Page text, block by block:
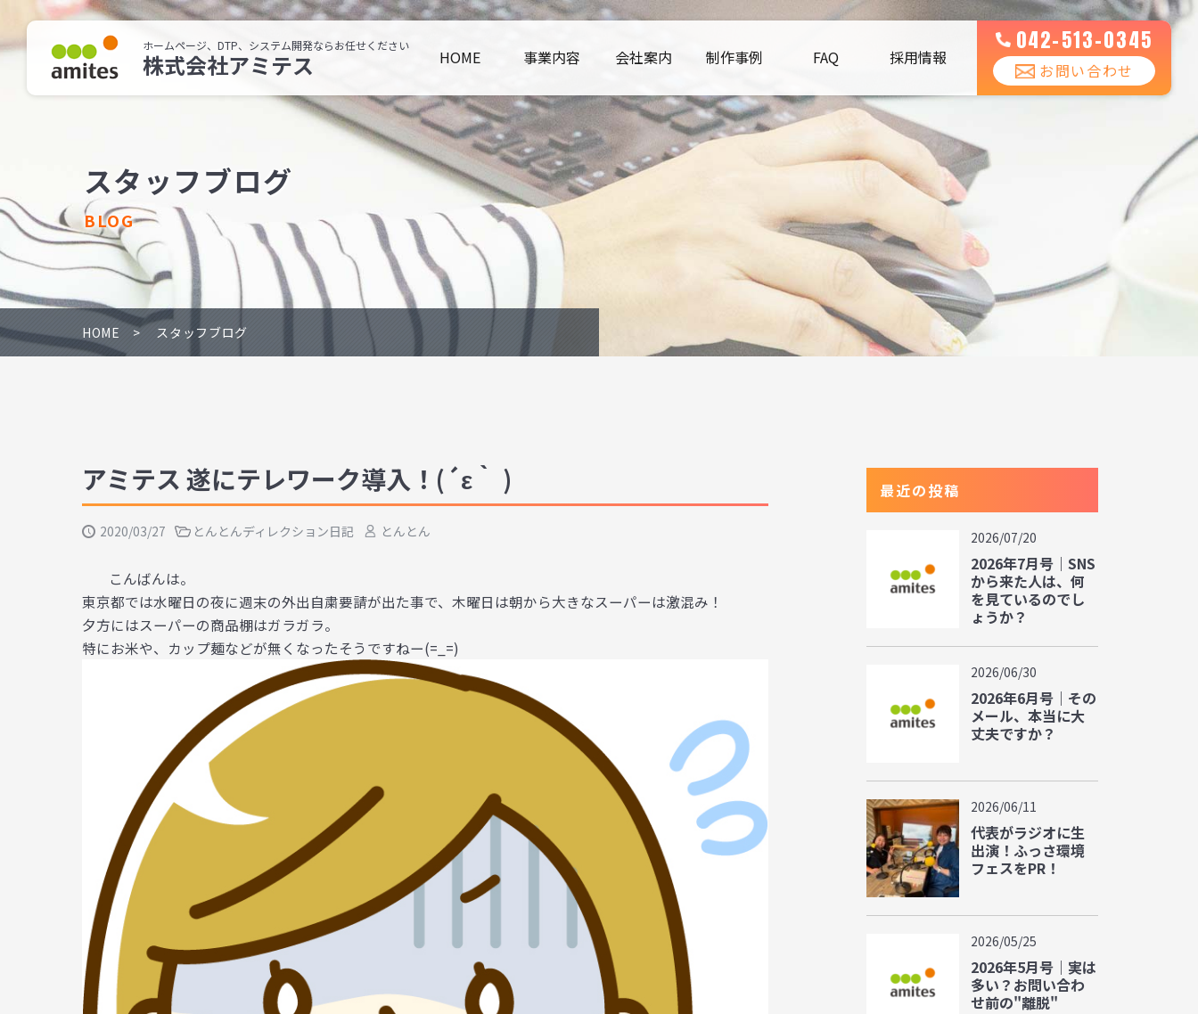
ホームページ、DTP、システム開発ならお任せください
株式会社アミテス HOME 事業内容 会社案内 制作事例 FAQ 採用情報
042-513-0345
お問い合わせ
スタッフブログ
BLOG
HOME スタッフブログ
アミテス 遂にテレワーク導入！(´ε｀ )
2020/03/27 とんとんディレクション日記 とんとん
こんばんは。
東京都では水曜日の夜に週末の外出自粛要請が出た事で、木曜日は朝から大きなスーパーは激混み！
夕方にはスーパーの商品棚はガラガラ。
特にお米や、カップ麺などが無くなったそうですねー(=_=)
最近の投稿
2026/07/20
2026年7月号｜SNS
から来た人は、何
を見ているのでし
ょうか？
2026/06/30
2026年6月号｜その
メール、本当に大
丈夫ですか？
2026/06/11
代表がラジオに生
出演！ふっさ環境
フェスをPR！
2026/05/25
2026年5月号｜実は
多い？お問い合わ
せ前の"離脱"